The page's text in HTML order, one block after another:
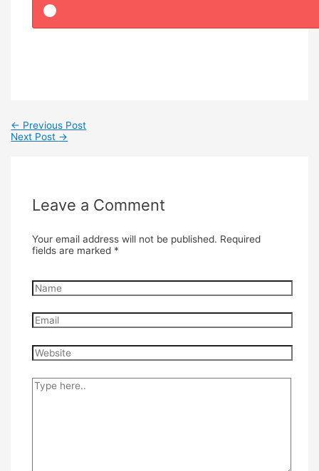
← Previous Post
Next Post →
Leave a Comment
Your email address will not be published. Required
fields are marked *
Name
Email
Website
Type
here..